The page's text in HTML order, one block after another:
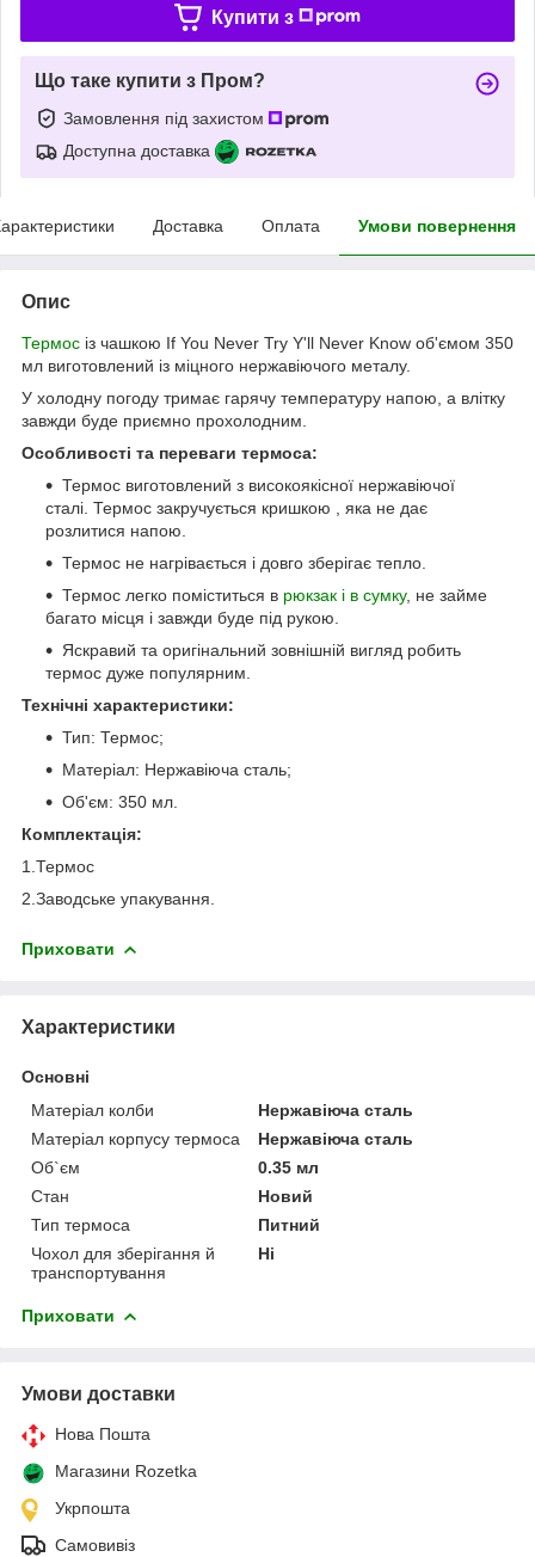
Купити з
Що таке купити з Пром?
Замовлення під захистом
Доступна доставка
Доставка Оплата Умови повернення
Опис
Термос із чашкою If You Never Try Y'll Never Know об'ємом 350
мл виготовлений із міцного нержавіючого металу.
У холодну погоду тримає гарячу температуру напою, а влітку
завжди буде приємно прохолодним.
Особливості та переваги термоса:
Термос виготовлений з високоякісної нержавіючої
сталі. Термос закручується кришкою , яка не дає
розлитися напою.
Термос не нагрівається і довго зберігає тепло.
Термос легко поміститься в рюкзак і в сумку, не займе
багато місця і завжди буде під рукою.
Яскравий та оригінальний зовнішній вигляд робить
термос дуже популярним.
Технічні характеристики:
Тип: Термос;
Матеріал: Нержавіюча сталь;
Об'єм: 350 мл.
Комплектація:
1.Термос
2.Заводське упакування.
Приховати
Характеристики
Основні
Матеріал колби
Нержавіюча сталь
Матеріал корпусу термоса
Нержавіюча сталь
Об`єм
0.35 мл
Стан
Новий
Тип термоса
Питний
Чохол для зберігання й
транспортування
Ні
Приховати
Умови доставки
Нова Пошта
Магазини Rozetka
Укрпошта
Самовивіз